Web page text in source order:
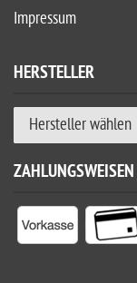
Impressum
HERSTELLER
Hersteller wählen
ZAHLUNGSWEISEN